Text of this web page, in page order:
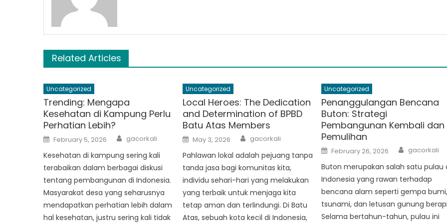
Related Articles
Uncategorized
Trending: Mengapa
Kesehatan di Kampung Perlu
Perhatian Lebih?
Posted
on
February 5, 2026 Author
gacorkali
Kesehatan di kampung sering kali
terabaikan dalam berbagai diskusi
tentang pembangunan di Indonesia.
Masyarakat desa yang seharusnya
mendapatkan perhatian lebih dalam
hal kesehatan, justru sering kali tidak
Uncategorized
Local Heroes: The Dedication
and Determination of BPBD
Batu Atas Members
Posted
on
May 3, 2026 Author
gacorkali
Pahlawan lokal adalah pejuang tanpa
tanda jasa bagi komunitas kita,
individu sehari-hari yang melakukan
yang terbaik untuk menjaga kita
tetap aman dan terlindungi. Di Batu
Atas, sebuah kota kecil di Indonesia,
Uncategorized
Penanggulangan Bencana
Buton: Strategi
Pembangunan Kembali dan
Pemulihan
Posted
on
February 26, 2026 Author
gacorkali
Buton merupakan salah satu pulau
Indonesia yang rawan terhadap
bencana alam seperti gempa bumi,
tsunami, dan letusan gunung
Selama bertahun-tahun, pulau ini